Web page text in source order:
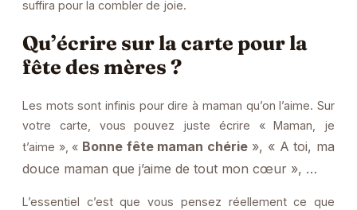
suffira pour la combler de joie.
Qu’écrire sur la carte pour la
fête des mères ?
Les mots sont infinis pour dire à maman qu’on l’aime. Sur
votre carte, vous pouvez juste écrire « Maman, je
t’aime », « Bonne fête maman chérie», « A toi, ma
douce maman que j’aime de tout mon cœur », …
L’essentiel c’est que vous pensez réellement ce que